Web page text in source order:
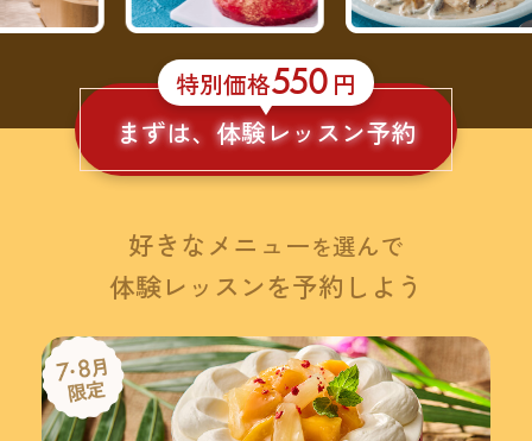
特別価格550 円
まずは、体験レッスン予約
好きなメニューを選んで
体験レッスンを予約しよう